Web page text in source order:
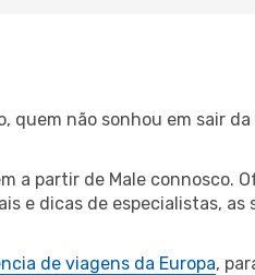
quem não sonhou em sair
a partir de Male connosco.
e dicas de especialistas, as
de viagens da Europa,